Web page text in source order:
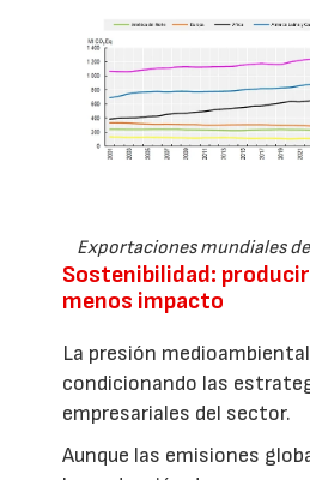
Exportaciones mundiales
Sostenibilidad:
menos impacto
La presión
condicionando las
empresariales del sector.
Aunque las emisiones